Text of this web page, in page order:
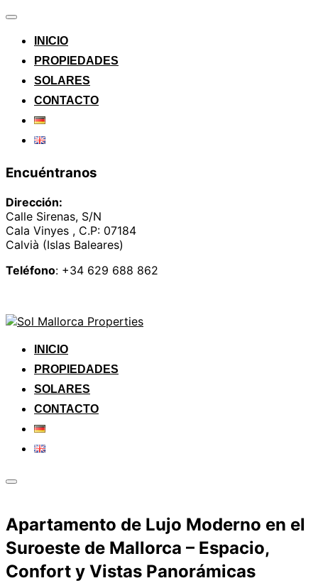
Alternar
navegación
INICIO
PROPIEDADES
SOLARES
CONTACTO
Encuéntranos
Dirección:
Calle Sirenas, S/N
Cala Vinyes , C.P: 07184
Calvià (Islas Baleares)
Teléfono: +34 629 688 862
Saltar
contenido
INICIO
PROPIEDADES
SOLARES
CONTACTO
Alternar
lateral
y
la
navegación
Apartamento de Lujo Moderno en el
Suroeste de Mallorca – Espacio,
Confort y Vistas Panorámicas